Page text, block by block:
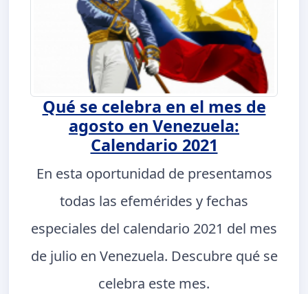
Qué se celebra en el mes de
agosto en Venezuela:
Calendario 2021
En esta oportunidad de presentamos
todas las efemérides y fechas
especiales del calendario 2021 del mes
de julio en Venezuela. Descubre qué se
celebra este mes.